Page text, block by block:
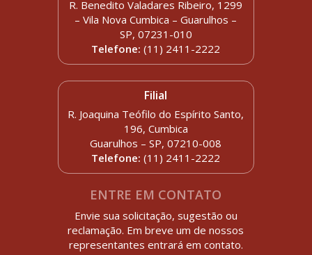
R. Benedito Valadares Ribeiro, 1299
– Vila Nova Cumbica – Guarulhos –
SP, 07231-010
Telefone:(11) 2411-2222
Filial
R. Joaquina Teófilo do Espírito Santo,
196, Cumbica
Guarulhos – SP, 07210-008
Telefone: (11) 2411-2222
ENTRE EM CONTATO
Envie sua solicitação, sugestão ou
reclamação. Em breve um de nossos
representantes entrará em contato.